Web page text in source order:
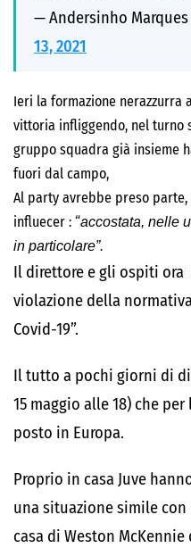
— Andersinho
13, 2021
Ieri la formazione nerazzurra
vittoria infliggendo, nel turno
gruppo squadra già insieme
fuori dal campo,
Al party avrebbe preso parte,
influecer : “accostata, nelle
in particolare”.
Il direttore e gli ospiti ora
violazione della
Covid-19”.
Il tutto a pochi giorni di
15 maggio alle 18) che per
posto in Europa.
Proprio in casa Juve
una situazione simile
casa di Weston